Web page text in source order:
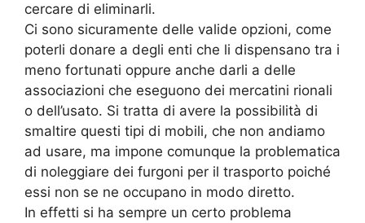
cercare di eliminarli.
Ci sono sicuramente delle valide opzioni, come
poterli donare a degli enti che li dispensano tra i
meno fortunati oppure anche darli a delle
associazioni che eseguono dei mercatini rionali
o dell’usato. Si tratta di avere la possibilità di
smaltire questi tipi di mobili, che non andiamo
ad usare, ma impone comunque la problematica
di noleggiare dei furgoni per il trasporto poiché
essi non se ne occupano in modo diretto.
In effetti si ha sempre un certo problema